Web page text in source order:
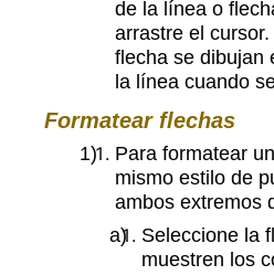
de la línea o
arrastre el
flecha se dibujan
la línea cuando
Formatear flechas
Para formatear
mismo estilo de
ambos extremos
Seleccione la
muestren los